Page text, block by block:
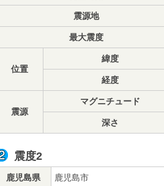
震源地
最大震度
位置
緯度
経度
震源
マグニチュード
深さ
震度2
鹿児島県 鹿児島市